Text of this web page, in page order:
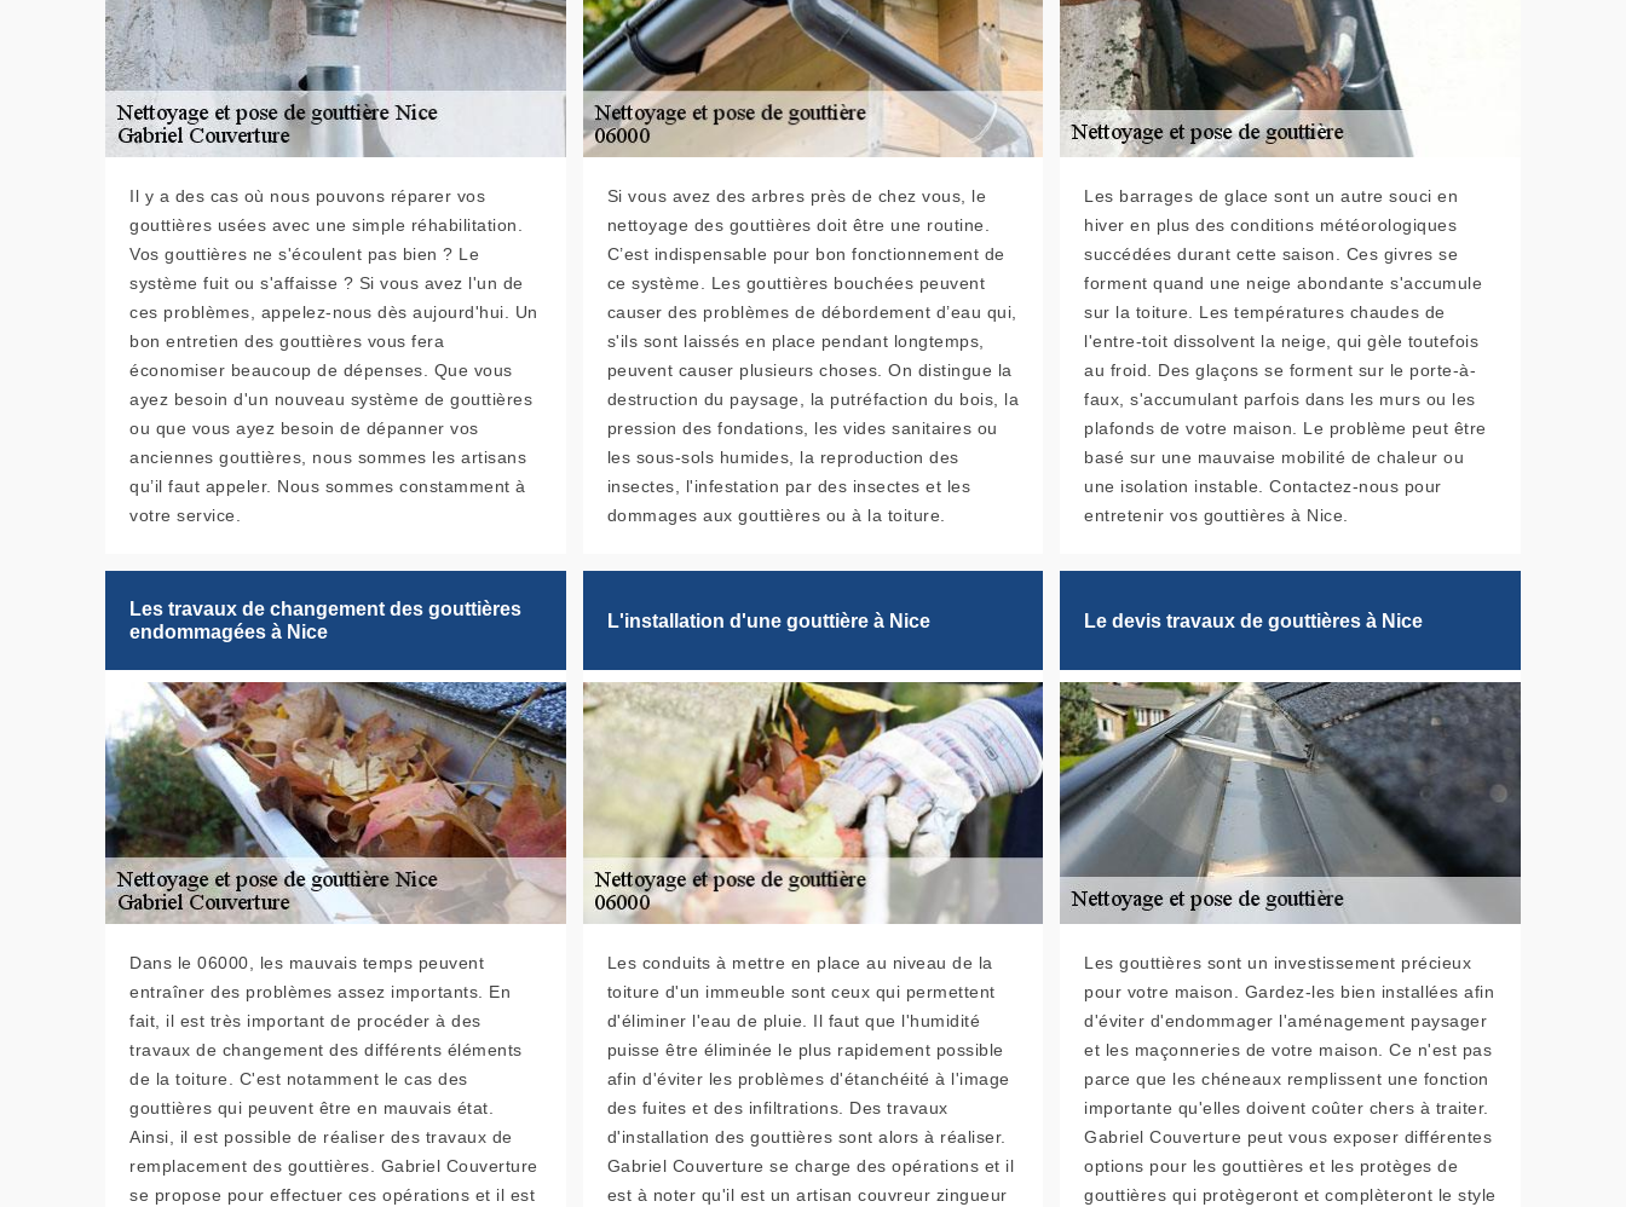
Il y a des cas où nous pouvons réparer vos
gouttières usées avec une simple réhabilitation.
Vos gouttières ne s'écoulent pas bien ? Le
système fuit ou s'affaisse ? Si vous avez l'un de
ces problèmes, appelez-nous dès aujourd'hui. Un
bon entretien des gouttières vous fera
économiser beaucoup de dépenses. Que vous
ayez besoin d'un nouveau système de gouttières
ou que vous ayez besoin de dépanner vos
anciennes gouttières, nous sommes les artisans
qu’il faut appeler. Nous sommes constamment à
votre service.
Si vous avez des arbres près de chez vous, le
nettoyage des gouttières doit être une routine.
C’est indispensable pour bon fonctionnement de
ce système. Les gouttières bouchées peuvent
causer des problèmes de débordement d’eau qui,
s'ils sont laissés en place pendant longtemps,
peuvent causer plusieurs choses. On distingue la
destruction du paysage, la putréfaction du bois, la
pression des fondations, les vides sanitaires ou
les sous-sols humides, la reproduction des
insectes, l'infestation par des insectes et les
dommages aux gouttières ou à la toiture.
Les barrages de glace sont un autre souci en
hiver en plus des conditions météorologiques
succédées durant cette saison. Ces givres se
forment quand une neige abondante s'accumule
sur la toiture. Les températures chaudes de
l'entre-toit dissolvent la neige, qui gèle toutefois
au froid. Des glaçons se forment sur le porte-à-
faux, s'accumulant parfois dans les murs ou les
plafonds de votre maison. Le problème peut être
basé sur une mauvaise mobilité de chaleur ou
une isolation instable. Contactez-nous pour
entretenir vos gouttières à Nice.
Les travaux de changement des gouttières
endommagées à Nice
Dans le 06000, les mauvais temps peuvent
entraîner des problèmes assez importants. En
fait, il est très important de procéder à des
travaux de changement des différents éléments
de la toiture. C'est notamment le cas des
gouttières qui peuvent être en mauvais état.
Ainsi, il est possible de réaliser des travaux de
remplacement des gouttières. Gabriel Couverture
se propose pour effectuer ces opérations et il est
L'installation d'une gouttière à Nice
Les conduits à mettre en place au niveau de la
toiture d'un immeuble sont ceux qui permettent
d'éliminer l'eau de pluie. Il faut que l'humidité
puisse être éliminée le plus rapidement possible
afin d'éviter les problèmes d'étanchéité à l'image
des fuites et des infiltrations. Des travaux
d'installation des gouttières sont alors à réaliser.
Gabriel Couverture se charge des opérations et il
est à noter qu'il est un artisan couvreur zingueur
Le devis travaux de gouttières à Nice
Les gouttières sont un investissement précieux
pour votre maison. Gardez-les bien installées afin
d'éviter d'endommager l'aménagement paysager
et les maçonneries de votre maison. Ce n'est pas
parce que les chéneaux remplissent une fonction
importante qu'elles doivent coûter chers à traiter.
Gabriel Couverture peut vous exposer différentes
options pour les gouttières et les protèges de
gouttières qui protègeront et complèteront le style